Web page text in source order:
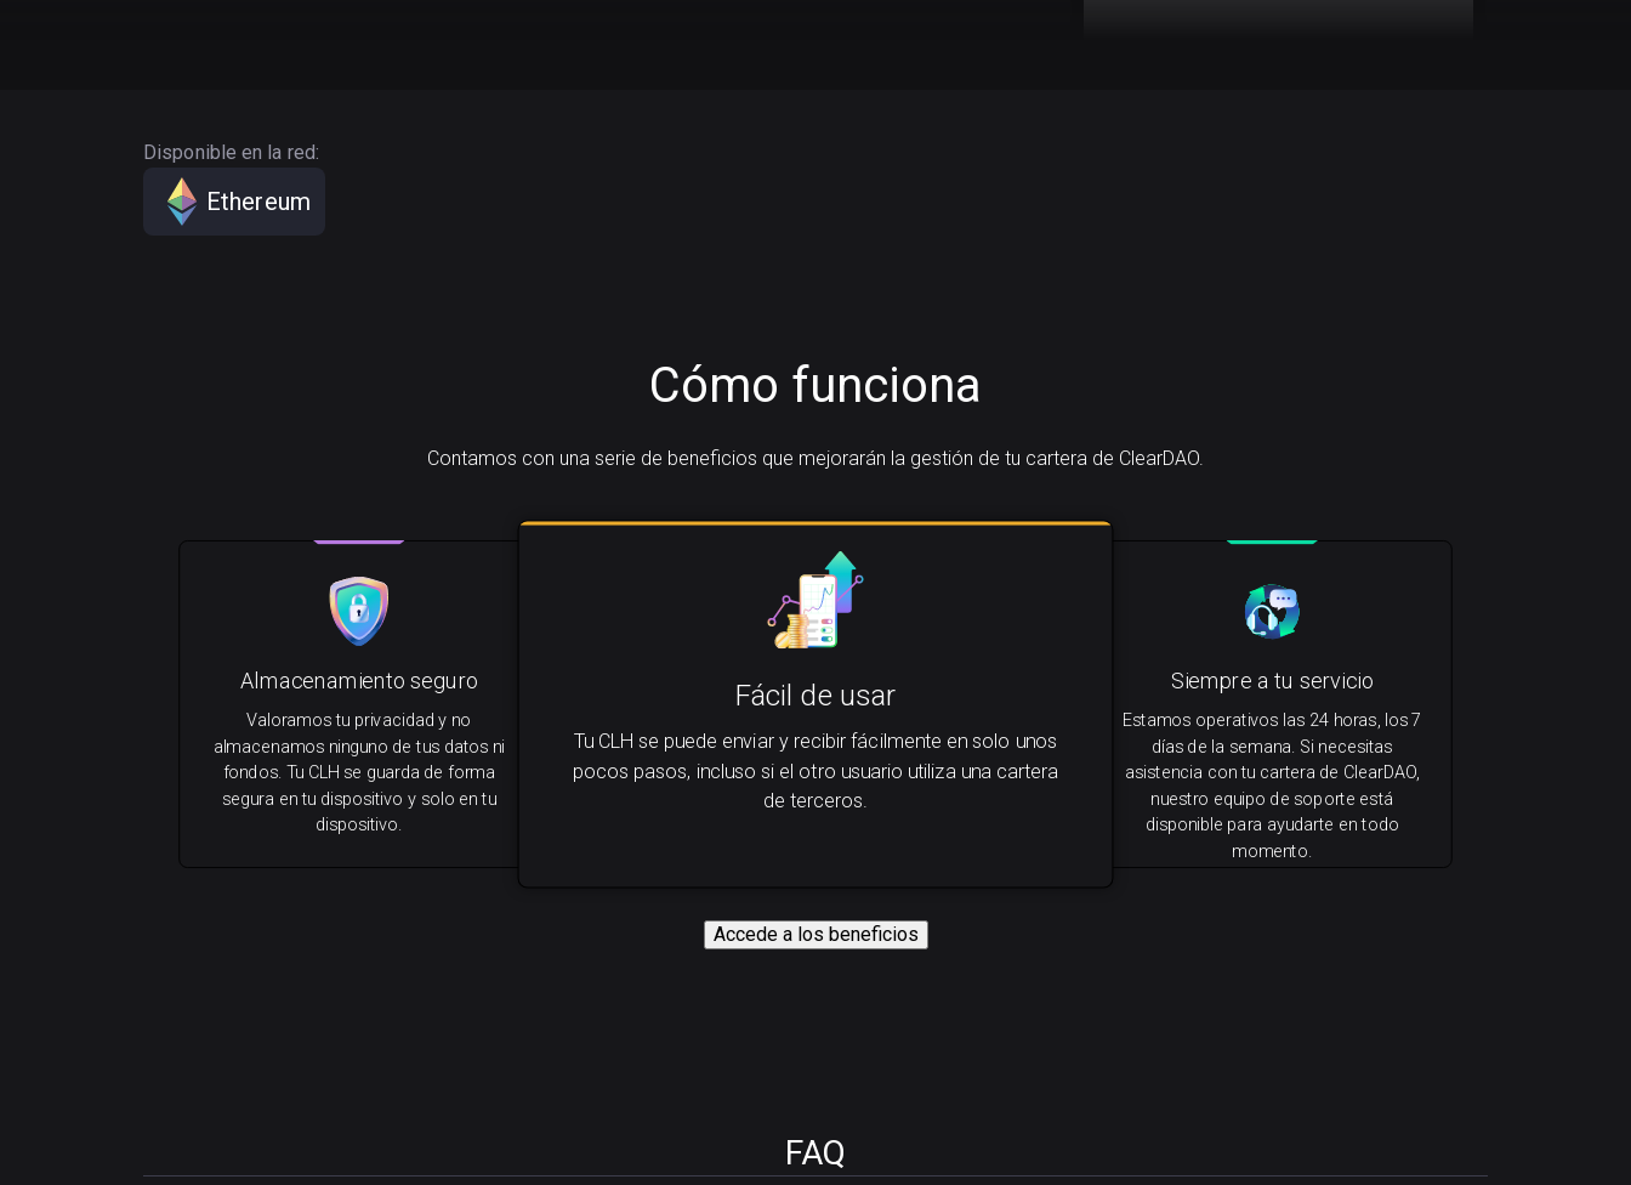
Disponible en la red:
Ethereum
Cómo funciona
Contamos con una serie de beneficios que mejorarán la gestión de tu cartera de ClearDAO.
Fácil de usar
Tu CLH se puede enviar y recibir fácilmente en solo unos
pocos pasos, incluso si el otro usuario utiliza una cartera
de terceros.
Siempre a tu servicio
Estamos operativos las 24 horas, los 7
días de la semana. Si necesitas
asistencia con tu cartera de ClearDAO,
nuestro equipo de soporte está
disponible para ayudarte en todo
momento.
Almacenamiento seguro
Valoramos tu privacidad y no
almacenamos ninguno de tus datos ni
fondos. Tu CLH se guarda de forma
segura en tu dispositivo y solo en tu
dispositivo.
Accede a los beneficios
FAQ